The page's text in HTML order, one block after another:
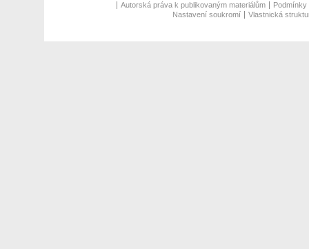
Autorská práva k publikovaným materiálům
Nastavení soukromí
Vlastnická